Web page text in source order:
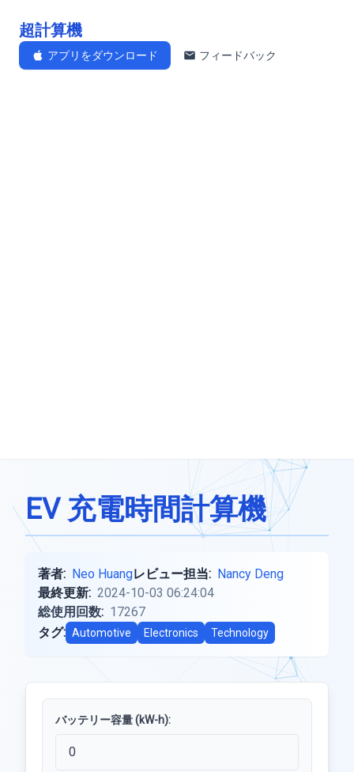
超計算機
アプリをダウンロード フィードバック
EV 充電時間計算機
著者: Neo Huangレビュー担当: Nancy Deng
最終更新: 2024-10-03 06:24:04
総使用回数: 17267
タグ: Automotive Electronics Technology
バッテリー容量 (kW-h):